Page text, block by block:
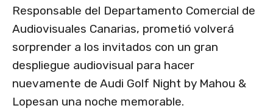
Responsable del Departamento Comercial de
Audiovisuales Canarias, prometió volverá
sorprender a los invitados con un gran
despliegue audiovisual para hacer
nuevamente de Audi Golf Night by Mahou &
Lopesan una noche memorable.